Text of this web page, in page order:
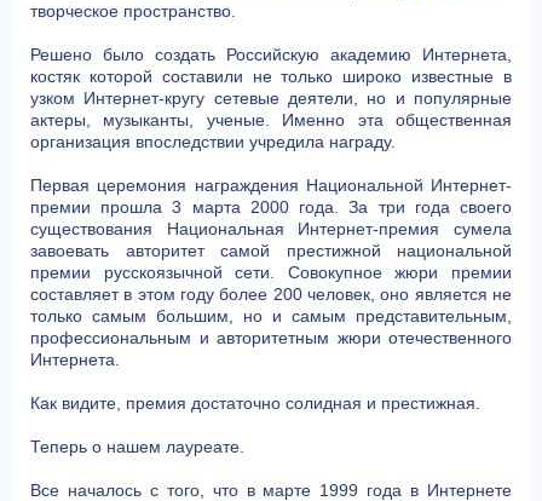
творческое пространство.
Решено было создать Российскую академию Интернета,
костяк которой составили не только широко известные в
узком Интернет-кругу сетевые деятели, но и популярные
актеры, музыканты, ученые. Именно эта общественная
организация впоследствии учредила награду.
Первая церемония награждения Национальной Интернет-
премии прошла 3 марта 2000 года. За три года своего
существования Национальная Интернет-премия сумела
завоевать авторитет самой престижной национальной
премии русскоязычной сети. Совокупное жюри премии
составляет в этом году более 200 человек, оно является не
только самым большим, но и самым представительным,
профессиональным и авторитетным жюри отечественного
Интернета.
Как видите, премия достаточно солидная и престижная.
Теперь о нашем лауреате.
Все началось с того, что в марте 1999 года в Интернете